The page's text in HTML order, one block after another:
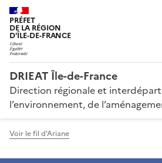
PRÉFET
DE LA RÉGION
D'ÎLE-DE-FRANCE
DRIEAT Île-de-France
Direction régionale et
l’environnement, de
Voir le fil d'Ariane